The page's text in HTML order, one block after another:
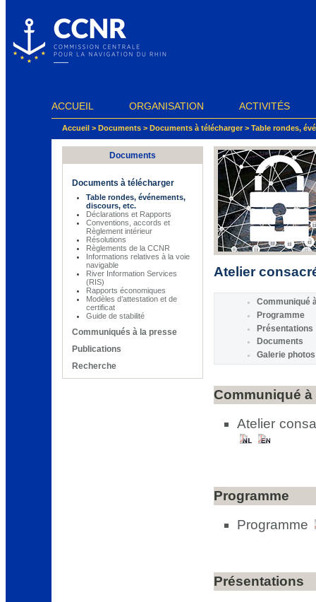
ACCUEIL ORGANISATION ACTIVITÉS
Accueil > Documents > Documents à télécharger> Table rondes,
Documents
Documents à télécharger
Table rondes, événements,
discours, etc.
Déclarations et Rapports
Conventions, accords et
Règlement intérieur
Résolutions
Règlements de la CCNR
Informations relatives à la voie
navigable
River Information Services
(RIS)
Rapports économiques
Modèles d’attestation et de
certificat
Guide de stabilité
Communiqués à la presse
Publications
Recherche
Atelier
Communiqué
Programme
Présentations
Documents
Galerie photos
Communiqué
Atelier
Programme
Programme
Présentations